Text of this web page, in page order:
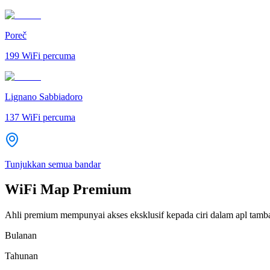
Poreč
199 WiFi percuma
Lignano Sabbiadoro
137 WiFi percuma
Tunjukkan semua bandar
WiFi Map Premium
Ahli premium mempunyai akses eksklusif kepada ciri dalam apl
Bulanan
Tahunan